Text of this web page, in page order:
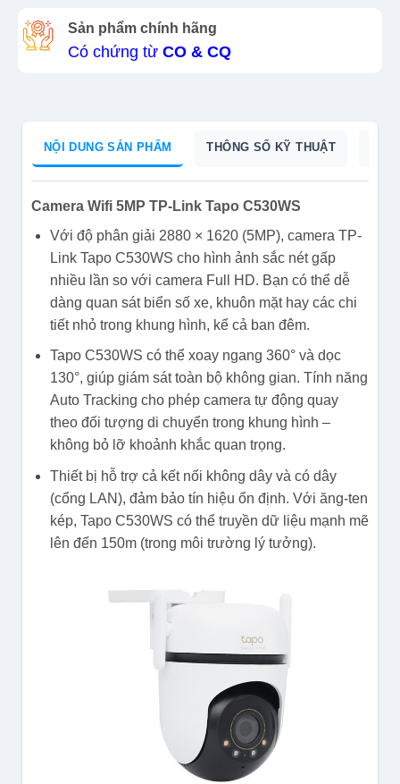
Sản phẩm chính hãng
Có chứng từ CO & CQ
NỘI DUNG SẢN PHẨM THÔNG SỐ KỸ THUẬT
Camera Wifi 5MP TP-Link Tapo C530WS
Với độ phân giải 2880 × 1620 (5MP), camera TP-
Link Tapo C530WS cho hình ảnh sắc nét gấp
nhiều lần so với camera Full HD. Bạn có thể dễ
dàng quan sát biển số xe, khuôn mặt hay các chi
tiết nhỏ trong khung hình, kể cả ban đêm.
Tapo C530WS có thể xoay ngang 360° và dọc
130°, giúp giám sát toàn bộ không gian. Tính năng
Auto Tracking cho phép camera tự động quay
theo đối tượng di chuyển trong khung hình –
không bỏ lỡ khoảnh khắc quan trọng.
Thiết bị hỗ trợ cả kết nối không dây và có dây
(cổng LAN), đảm bảo tín hiệu ổn định. Với ăng-ten
kép, Tapo C530WS có thể truyền dữ liệu mạnh mẽ
lên đến 150m (trong môi trường lý tưởng).